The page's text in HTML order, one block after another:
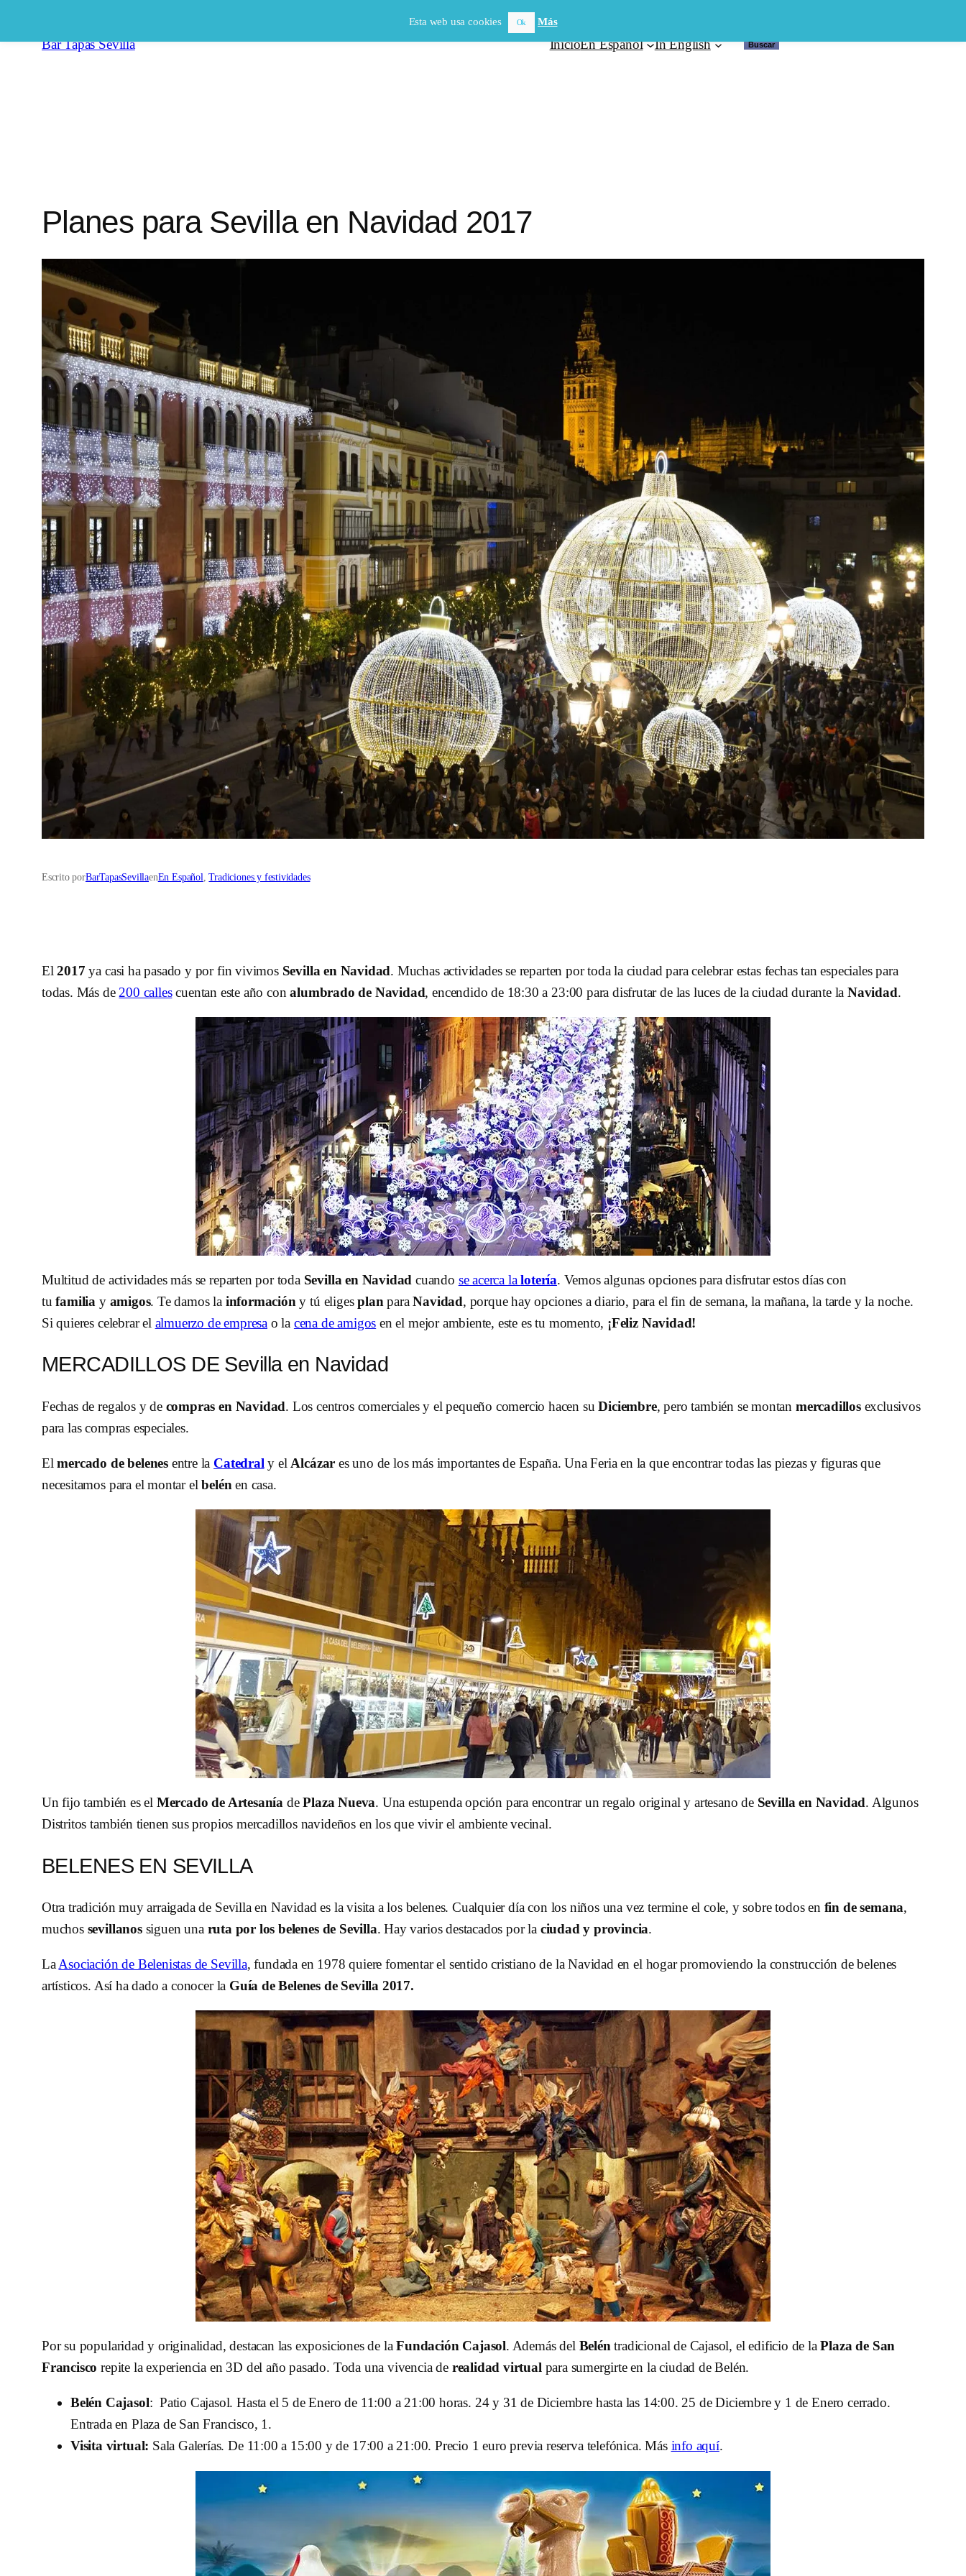
Bar Tapas Sevilla InicioEn Español In English Buscar
Buscar
Planes para Sevilla en Navidad 2017
Escrito porBarTapasSevillaenEn Español, Tradiciones y festividades
El2017 ya casi ha pasado y por fin vivimos Sevilla en Navidad. Muchas actividades se reparten por toda la ciudad para celebrar estas fechas tan especiales para
todas. Más de 200 callescuentan este año conalumbrado de Navidad, encendido de 18:30 a 23:00 para disfrutar de las luces de la ciudad durante laNavidad.
Multitud de actividades más se reparten por toda Sevilla en Navidadcuando se acerca lalotería. Vemos algunas opciones para disfrutar estos días con
tufamilia y amigos. Te damos la información y tú eligesplan paraNavidad, porque hay opciones a diario, para el fin de semana, la mañana, la tarde y la noche.
Si quieres celebrar el almuerzo de empresa o la cena de amigos en el mejor ambiente, este es tu momento, ¡Feliz Navidad!
MERCADILLOS DE Sevilla en Navidad
Fechas de regalos y de compras en Navidad. Los centros comerciales y el pequeño comercio hacen suDiciembre, pero también se montan mercadillosexclusivos
para las compras especiales.
Elmercado de belenes entre la Catedral y el Alcázar es uno de los más importantes de España. Una Feria en la que encontrar todas las piezas y figuras que
necesitamos para el montar elbelénen casa.
Un fijo también es el Mercado de Artesanía dePlaza Nueva. Una estupenda opción para encontrar un regalo original y artesano de Sevilla en Navidad. Algunos
Distritos también tienen sus propios mercadillos navideños en los que vivir el ambiente vecinal.
BELENES EN SEVILLA
Otra tradición muy arraigada de Sevilla en Navidad es la visita a los belenes. Cualquier día con los niños una vez termine el cole, y sobre todos en fin de semana,
muchos sevillanossiguen una ruta por los belenes de Sevilla. Hay varios destacados por laciudad y provincia.
LaAsociación de Belenistas de Sevilla, fundada en 1978 quiere fomentar el sentido cristiano de la Navidad en el hogar promoviendo la construcción de belenes
artísticos. Así ha dado a conocer la Guía de Belenes de Sevilla 2017.
Por su popularidad y originalidad, destacan las exposiciones de laFundación Cajasol. Además del Beléntradicional de Cajasol, el edificio de laPlaza de San
Franciscorepite la experiencia en 3D del año pasado. Toda una vivencia de realidad virtualpara sumergirte en la ciudad de Belén.
Belén Cajasol: Patio Cajasol. Hasta el 5 de Enero de 11:00 a 21:00 horas. 24 y 31 de Diciembre hasta las 14:00. 25 de Diciembre y 1 de Enero cerrado.
Entrada en Plaza de San Francisco, 1.
Visita virtual: Sala Galerías. De 11:00 a 15:00 y de 17:00 a 21:00. Precio 1 euro previa reserva telefónica. Más info aquí.
Esta web usa cookies Ok Más